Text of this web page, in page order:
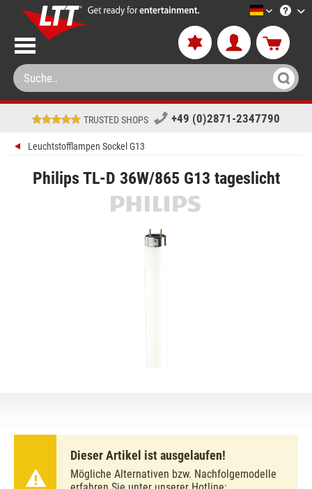
LTT-
TRUSTED SHOPS +49 (0)2871-2347790
Leuchtstofflampen Sockel G13
Philips TL-D 36W/865 G13 tageslicht
Dieser Artikel ist ausgelaufen!
Mögliche Alternativen bzw. Nachfolgemodelle